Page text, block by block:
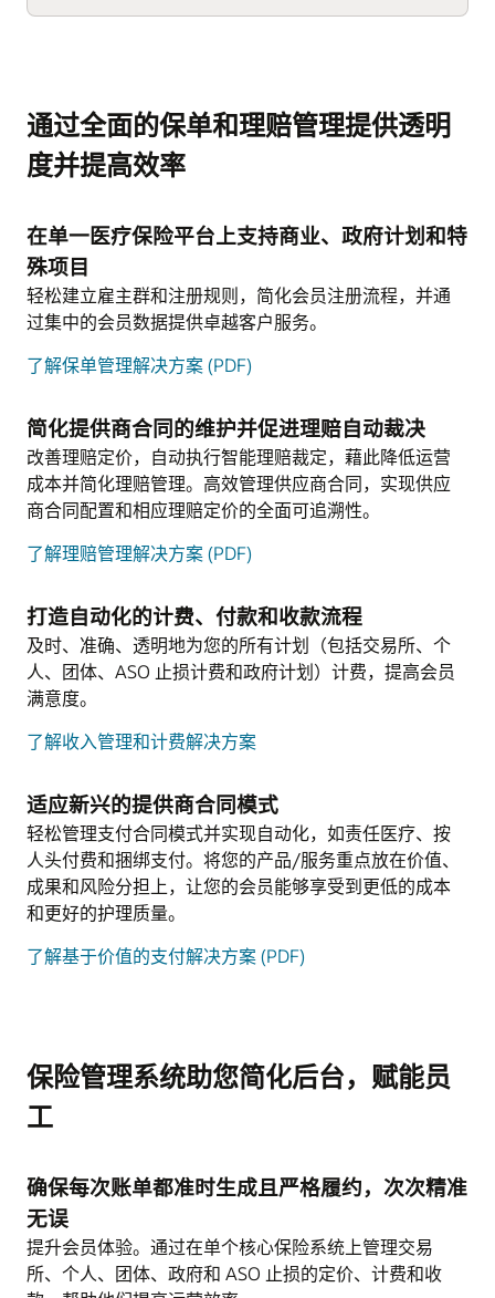
通过全面的保单和理赔管理提供透明
度并提高效率
在单一医疗保险平台上支持商业、政府计划和特
殊项目
轻松建立雇主群和注册规则，简化会员注册流程，并通
过集中的会员数据提供卓越客户服务。
了解保单管理解决方案 (PDF)
简化提供商合同的维护并促进理赔自动裁决
改善理赔定价，自动执行智能理赔裁定，藉此降低运营
成本并简化理赔管理。高效管理供应商合同，实现供应
商合同配置和相应理赔定价的全面可追溯性。
了解理赔管理解决方案 (PDF)
打造自动化的计费、付款和收款流程
及时、准确、透明地为您的所有计划（包括交易所、个
人、团体、ASO 止损计费和政府计划）计费，提高会员
满意度。
了解收入管理和计费解决方案
适应新兴的提供商合同模式
轻松管理支付合同模式并实现自动化，如责任医疗、按
人头付费和捆绑支付。将您的产品/服务重点放在价值、
成果和风险分担上，让您的会员能够享受到更低的成本
和更好的护理质量。
了解基于价值的支付解决方案 (PDF)
保险管理系统助您简化后台，赋能员
工
确保每次账单都准时生成且严格履约，次次精准
无误
提升会员体验。通过在单个核心保险系统上管理交易
所、个人、团体、政府和 ASO 止损的定价、计费和收